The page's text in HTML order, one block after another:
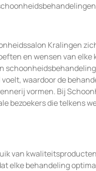
Kralingen
en wensen van
waardoor de
vormen. Bij
bezoekers die telkens
van
elke behandeling